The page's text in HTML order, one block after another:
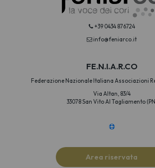
+39 0434 876724
info@feniarco.it
FE.N.I.A.R.CO
Federazione Nazionale Italiana Associazioni
Via Altan, 83/4
33078 San Vito Al Tagliamento
Area riservata